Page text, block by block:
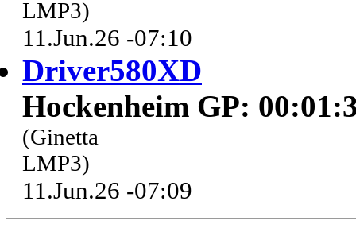
LMP3)
11.Jun.26 -07:10
Driver580XD
Hockenheim GP:
(Ginetta
LMP3)
11.Jun.26 -07:09